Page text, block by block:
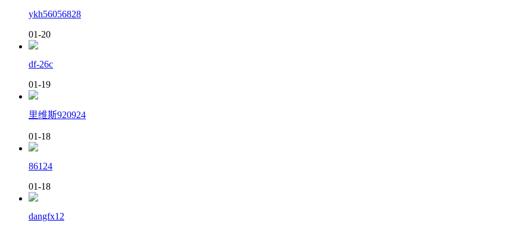
ykh56056828
01-20
df-26c
01-19
里维斯920924
01-18
86124
01-18
dangfx12